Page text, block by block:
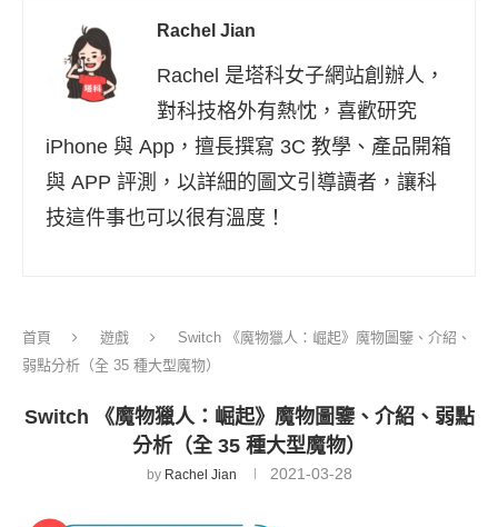
Rachel Jian
Rachel 是塔科女子網站創辦人，
對科技格外有熱忱，喜歡研究
iPhone 與 App，擅長撰寫 3C 教學、產品開箱
與 APP 評測，以詳細的圖文引導讀者，讓科
技這件事也可以很有溫度！
首頁 遊戲
Switch 《魔物獵人：崛起》魔物圖鑒、介紹、
弱點分析（全 35 種大型魔物）
Switch 《魔物獵人：崛起》魔物圖鑒、介紹、弱點
分析（全 35 種大型魔物）
by Rachel Jian 2021-03-28